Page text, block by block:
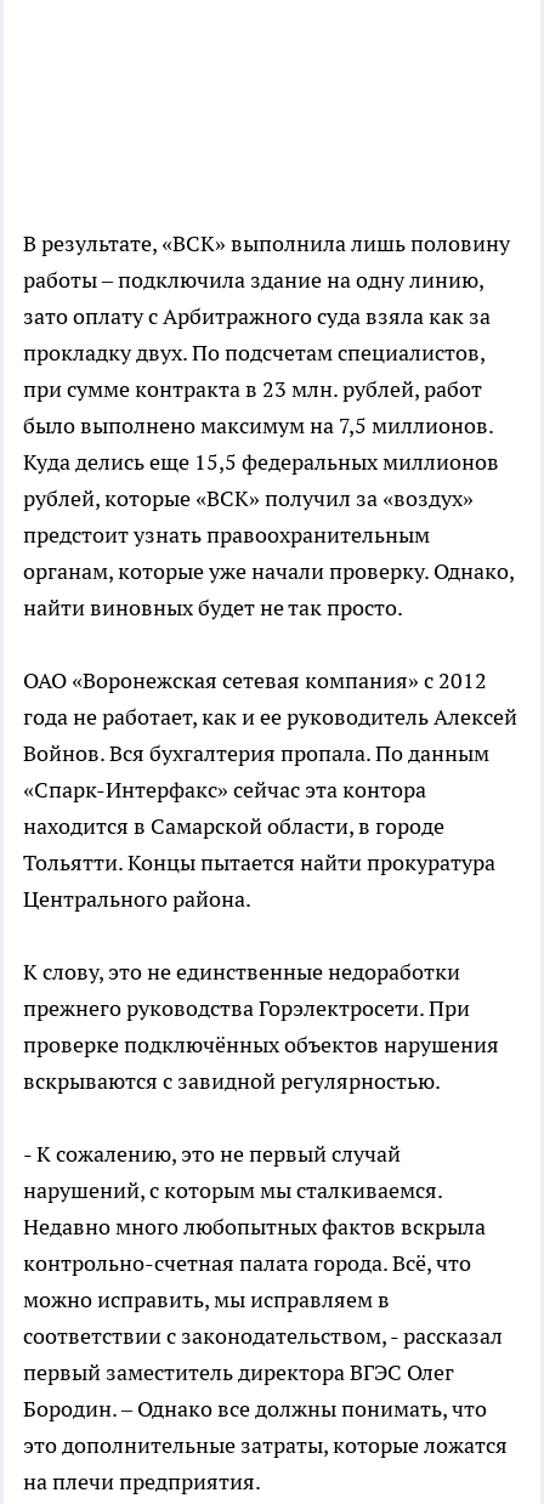
В результате, «ВСК» выполнила лишь половину
работы – подключила здание на одну линию,
зато оплату с Арбитражного суда взяла как за
прокладку двух. По подсчетам специалистов,
при сумме контракта в 23 млн. рублей, работ
было выполнено максимум на 7,5 миллионов.
Куда делись еще 15,5 федеральных миллионов
рублей, которые «ВСК» получил за «воздух»
предстоит узнать правоохранительным
органам, которые уже начали проверку. Однако,
найти виновных будет не так просто.
ОАО «Воронежская сетевая компания» с 2012
года не работает, как и ее руководитель Алексей
Войнов. Вся бухгалтерия пропала. По данным
«Спарк-Интерфакс» сейчас эта контора
находится в Самарской области, в городе
Тольятти. Концы пытается найти прокуратура
Центрального района.
К слову, это не единственные недоработки
прежнего руководства Горэлектросети. При
проверке подключённых объектов нарушения
вскрываются с завидной регулярностью.
- К сожалению, это не первый случай
нарушений, с которым мы сталкиваемся.
Недавно много любопытных фактов вскрыла
контрольно-счетная палата города. Всё, что
можно исправить, мы исправляем в
соответствии с законодательством, - рассказал
первый заместитель директора ВГЭС Олег
Бородин. – Однако все должны понимать, что
это дополнительные затраты, которые ложатся
на плечи предприятия.